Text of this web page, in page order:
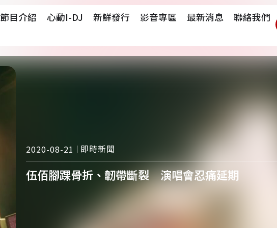
節目介紹 心動i-DJ 新鮮發行 影音專區 最新消息 聯絡我們
2020-08-21 即時新聞
伍佰腳踝骨折、韌帶斷裂 演唱會忍痛延期